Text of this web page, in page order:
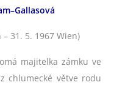
–Gallasová
31. 5. 1967 Wien)
majitelka zámku ve
chlumecké větve rodu